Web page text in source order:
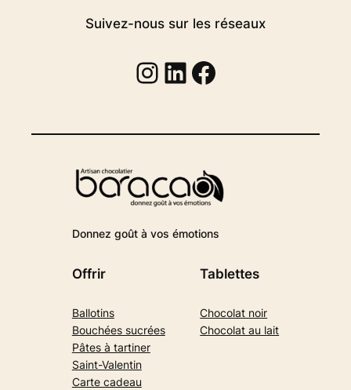
Suivez-nous sur les réseaux
Instagram
Linkedin
Facebook
Donnez goût à vos émotions
Offrir
Ballotins
Bouchées sucrées
Pâtes à tartiner
Saint-Valentin
Carte cadeau
Tablettes
Chocolat noir
Chocolat au lait